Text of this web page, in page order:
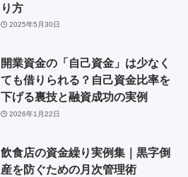
り方
2025年5月30日
開業資金の「自己資金」は少なく
ても借りられる？自己資金比率を
下げる裏技と融資成功の実例
2026年1月22日
飲食店の資金繰り実例集｜黒字倒
産を防ぐための月次管理術